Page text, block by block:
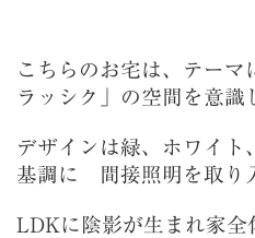
こちらのお宅は、テーマ
ラッシク」の空間を意識
デザインは緑、ホワイト
基調に 間接照明を取り
LDKに陰影が生まれ家全